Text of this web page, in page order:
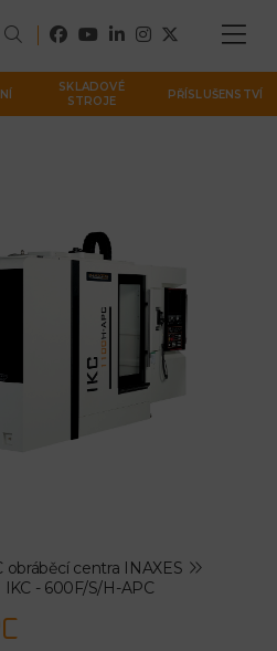
SKLADOVÉ
STROJE
PŘÍSLUŠENSTVÍ
obráběcí centra INAXES
IKC - 600F/S/H-APC